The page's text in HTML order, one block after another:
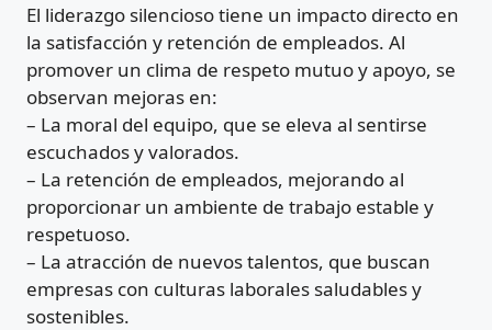
El liderazgo silencioso tiene un impacto directo en
la satisfacción y retención de empleados. Al
promover un clima de respeto mutuo y apoyo, se
observan mejoras en:
– La moral del equipo, que se eleva al sentirse
escuchados y valorados.
– La retención de empleados, mejorando al
proporcionar un ambiente de trabajo estable y
respetuoso.
– La atracción de nuevos talentos, que buscan
empresas con culturas laborales saludables y
sostenibles.